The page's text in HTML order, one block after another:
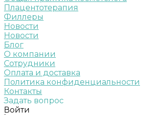
Плацентотерапия
Филлеры
Новости
Новости
Блог
О компании
Сотрудники
Оплата и доставка
Политика конфиденциальности
Контакты
Задать вопрос
Войти